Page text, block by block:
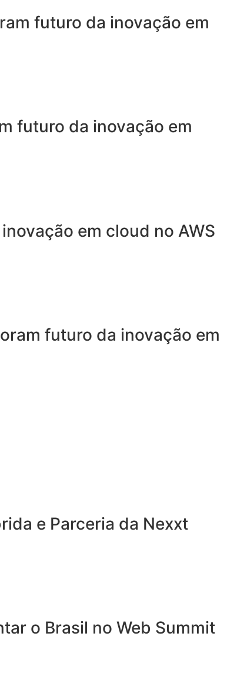
futuro da inovação em
futuro da inovação em
em cloud no AWS
futuro da inovação em
e Parceria da Nexxt
o Brasil no Web Summit